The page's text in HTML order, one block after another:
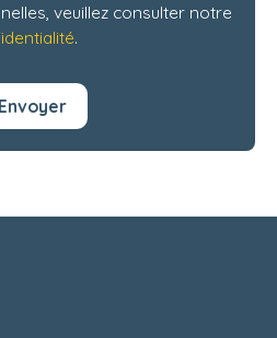
veuillez consulter notre
.
Envoyer